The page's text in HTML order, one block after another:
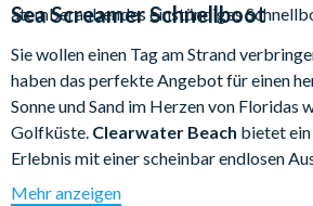
atemberaubendes einstündiges
Sea Screamer Schnellboot
Sie wollen einen Tag am Strand
haben das perfekte Angebot für einen
Sonne und Sand im Herzen von Floridas
Golfküste. Clearwater Beach bietet
Erlebnis mit einer scheinbar endlosen
offenen Strandabschnitten. Es ist ein
Mehr anzeigen